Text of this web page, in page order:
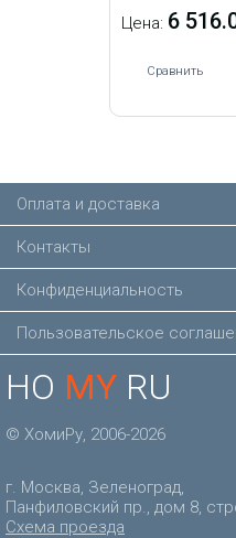
Цена: 6
Сравнить
HO MY RU
© ХомиРу, 2006-2026
г. Москва, Зеленоград,
Панфиловский пр., дом 8,
Схема проезда
Оплата и доставка
Контакты
Конфиденциальность
Пользовательское